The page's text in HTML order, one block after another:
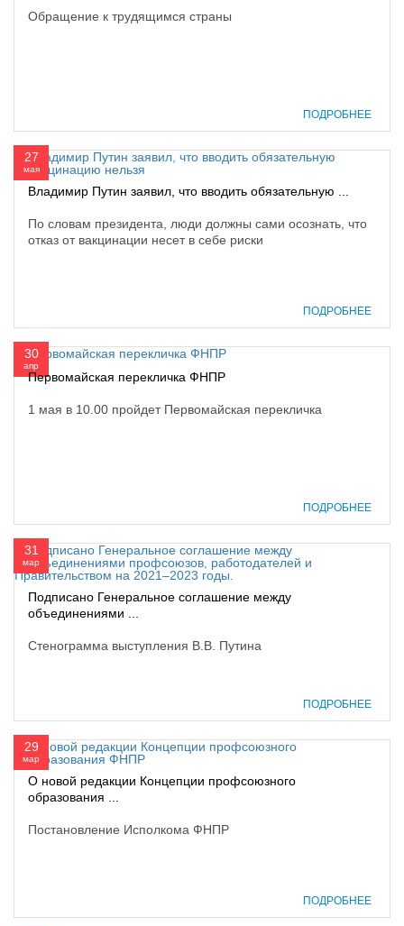
Обращение к трудящимся страны
ПОДРОБНЕЕ
27
мая
Владимир Путин заявил, что вводить обязательную ...
По словам президента, люди должны сами осознать, что
отказ от вакцинации несет в себе риски
ПОДРОБНЕЕ
30
апр
Первомайская перекличка ФНПР
1 мая в 10.00 пройдет Первомайская перекличка
ПОДРОБНЕЕ
31
мар
Подписано Генеральное соглашение между
объединениями ...
Стенограмма выступления В.В. Путина
ПОДРОБНЕЕ
29
мар
О новой редакции Концепции профсоюзного
образования ...
Постановление Исполкома ФНПР
ПОДРОБНЕЕ